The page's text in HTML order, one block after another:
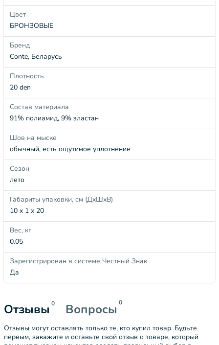
Цвет
БРОНЗОВЫЕ
Бренд
Conte, Беларусь
Плотность
20 den
Состав материала
91% полиамид, 9% эластан
Шов на мыске
обычный, есть ощутимое уплотнение
Сезон
лето
Габариты упаковки, см (ДхШхВ)
10 x 1 x 20
Вес, кг
0.05
Зарегистрирован в системе Честный Знак
Да
Отзывы 0 Вопросы 0
Отзывы могут оставлять только те, кто купил товар. Будьте
первым, закажите и оставьте свой отзыв о товаре, который